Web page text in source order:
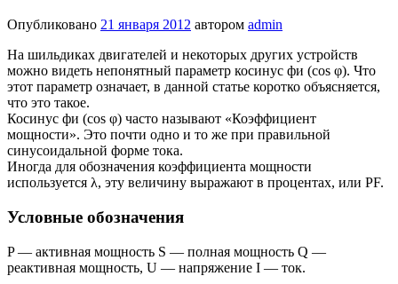
Опубликовано 21 января 2012 автором admin
На шильдиках двигателей и некоторых других устройств
можно видеть непонятный параметр косинус фи (cos φ). Что
этот параметр означает, в данной статье коротко объясняется,
что это такое.
Косинус фи (cos φ) часто называют «Коэффициент
мощности». Это почти одно и то же при правильной
синусоидальной форме тока.
Иногда для обозначения коэффициента мощности
используется λ, эту величину выражают в процентах, или PF.
Условные обозначения
P — активная мощность S — полная мощность Q —
реактивная мощность, U — напряжение I — ток.